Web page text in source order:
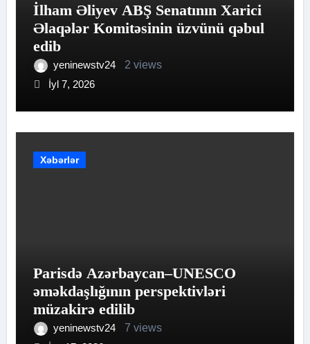
İlham Əliyev ABŞ Senatının Xarici
Əlaqələr Komitəsinin üzvünü qəbul
edib
yeninewstv24
2 views
İyl 7, 2026
Xəbərlər
Parisdə Azərbaycan–UNESCO
əməkdaşlığının perspektivləri
müzakirə edilib
yeninewstv24
7 views